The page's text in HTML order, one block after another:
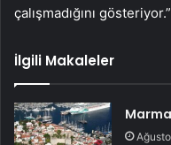
çalışmadığını gösteriyor.”
İlgili Makaleler